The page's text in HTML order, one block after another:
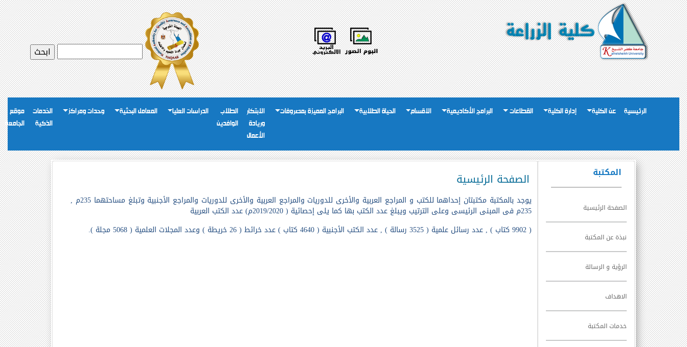
الرئيسية عن الكلية إدارة الكلية القطاعات البرامج الأكاديمية الاقسام الحياة الطلابية البرامج المميزة بمصروفات
الابتكار
وريادة
الأعمال
الطلاب
الوافدين
الدراسات العليا المعامل البحثية وحدات ومراكز
الخدمات
الذكية
موقع
الجامعة
المكتبة
الصفحة الرئيسية
نبذة عن المكتبة
الرؤية و الرسالة
الاهداف
خدمات المكتبة
الصفحة الرئيسية
يوجد بالمكتبة مكتبتان إحداهما للكتب و المراجع العربية والأخرى للدوريات والمراجع العربية والأخرى للدوريات والمراجع الأجنبية وتبلغ مساحتهما 235م ,
235م فى المبنى الرئيسى وعلى الترتيب ويبلغ عدد الكتب بها كما يلى إحصائية ( 2019/2020م) عدد الكتب العربية
( 9902 كتاب ) , عدد رسائل علمية ( 3525 رسالة ) , عدد الكتب الأجنبية ( 4640 كتاب ) عدد خرائط ( 26 خريطة ) وعدد المجلات العلمية ( 5068 مجلة ).